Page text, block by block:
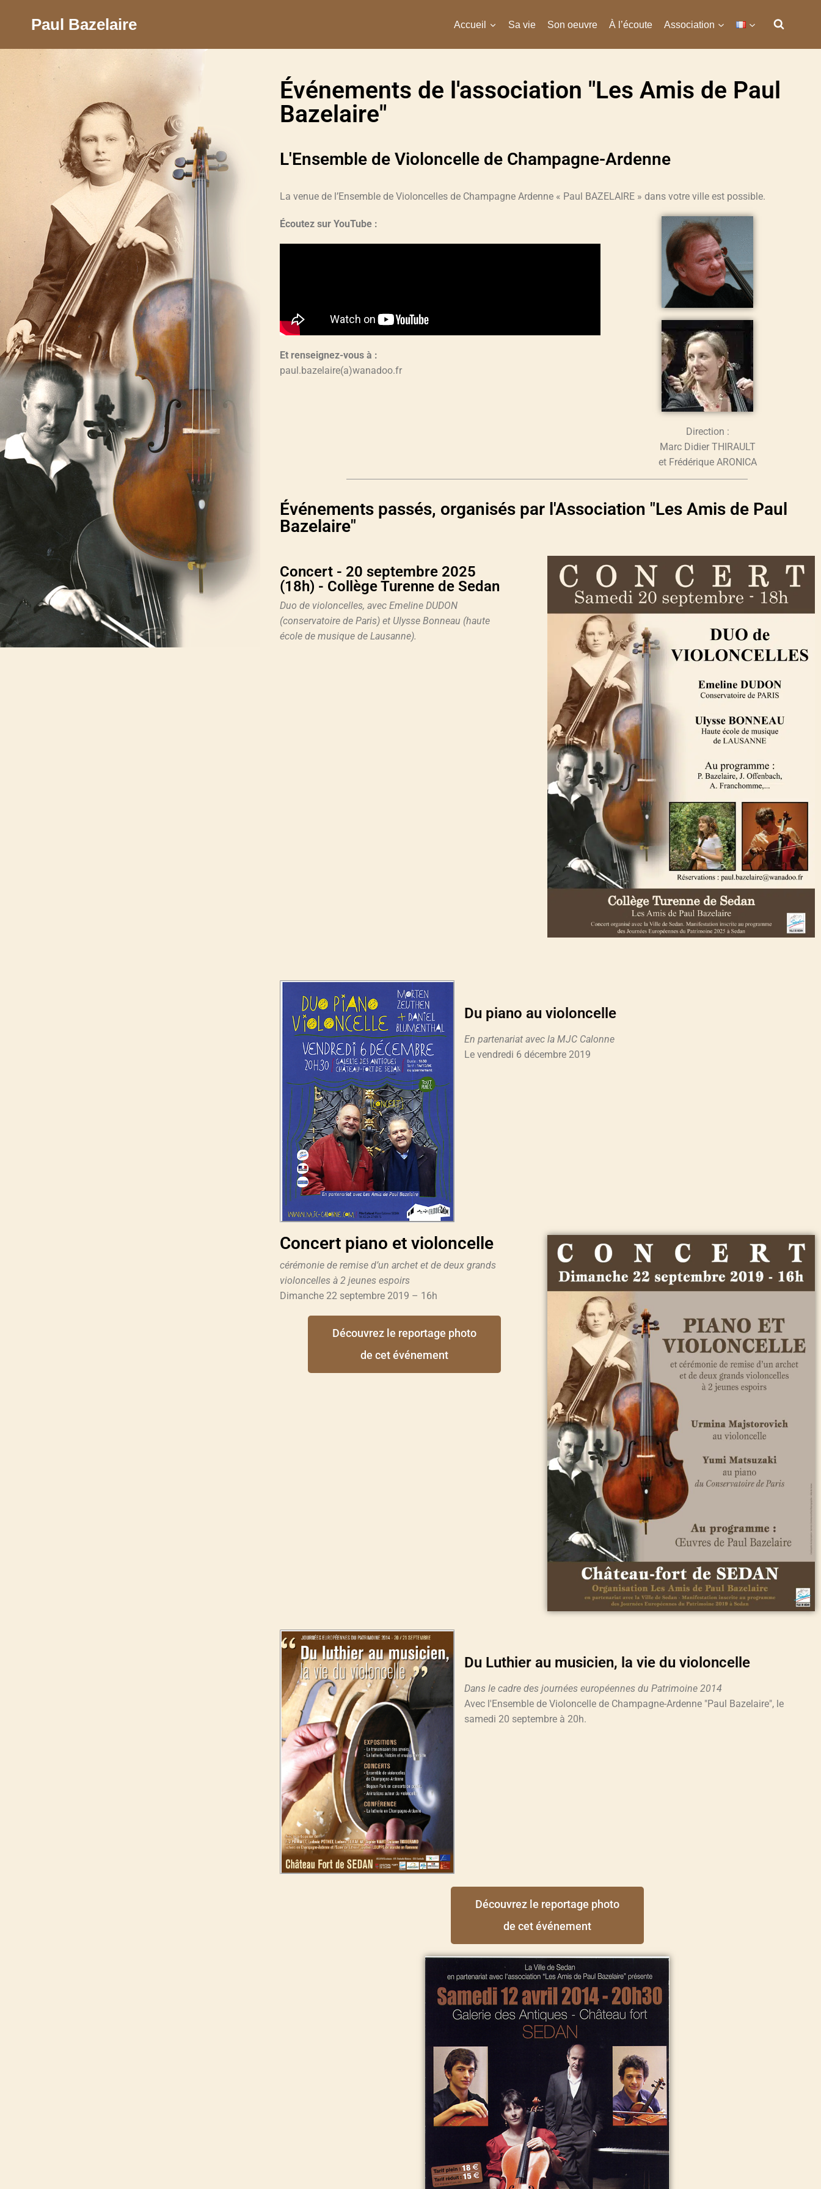
Paul Bazelaire Accueil Sa vie Son oeuvre À l’écoute Association
Événements de l'association "Les Amis de Paul
Bazelaire"
L'Ensemble de Violoncelle de Champagne-Ardenne
La venue de l’Ensemble de Violoncelles de Champagne Ardenne « Paul BAZELAIRE » dans votre ville est possible.
Écoutez sur YouTube :
Et renseignez-vous à :
paul.bazelaire(a)wanadoo.fr
Direction :
Marc Didier THIRAULT
et Frédérique ARONICA
Événements passés, organisés par l'Association "Les Amis de Paul
Bazelaire"
Concert - 20 septembre 2025
(18h) - Collège Turenne de Sedan
Duo de violoncelles, avec Emeline DUDON
(conservatoire de Paris) et Ulysse Bonneau (haute
école de musique de Lausanne).
Du piano au violoncelle
En partenariat avec la MJC Calonne
Le vendredi 6 décembre 2019
Concert piano et violoncelle
cérémonie de remise d’un archet et de deux grands
violoncelles à 2 jeunes espoirs
Dimanche 22 septembre 2019 – 16h
Découvrez le reportage photo
de cet événement
Du Luthier au musicien, la vie du violoncelle
Dans le cadre des journées européennes du Patrimoine 2014
Avec l'Ensemble de Violoncelle de Champagne-Ardenne "Paul Bazelaire", le
samedi 20 septembre à 20h.
Découvrez le reportage photo
de cet événement